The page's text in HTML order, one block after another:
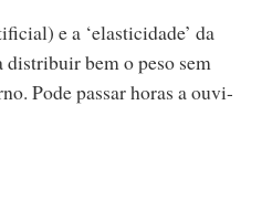
e a ‘elasticidade’ da
bem o peso sem
Pode passar horas a ouvi-